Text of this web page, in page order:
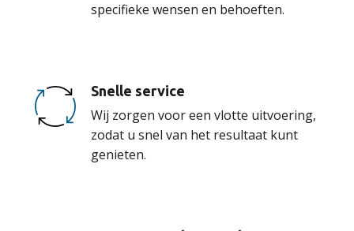
specifieke wensen en behoeften.
Snelle service
Wij zorgen voor een vlotte uitvoering,
zodat u snel van het resultaat kunt
genieten.